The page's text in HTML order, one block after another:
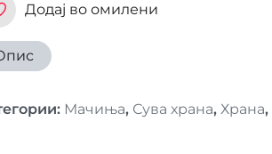
Додај во омилени
: Мачиња, Сува храна, Храна,